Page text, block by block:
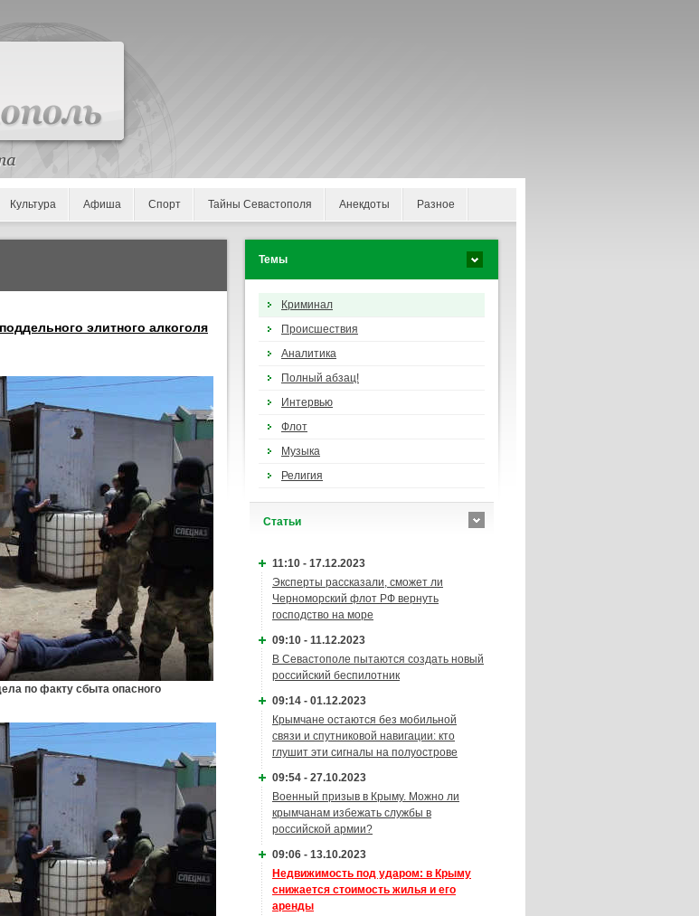
Культура Афиша Спорт Тайны Севастополя Анекдоты Разное
элитного алкоголя
по факту сбыта опасного
Темы
Криминал
Происшествия
Аналитика
Полный абзац!
Интервью
Флот
Музыка
Религия
Cтатьи
11:10 - 17.12.2023
Эксперты рассказали, сможет ли
Черноморский флот РФ вернуть
господство на море
09:10 - 11.12.2023
В Севастополе пытаются создать новый
российский беспилотник
09:14 - 01.12.2023
Крымчане остаются без мобильной
связи и спутниковой навигации: кто
глушит эти сигналы на полуострове
09:54 - 27.10.2023
Военный призыв в Крыму. Можно ли
крымчанам избежать службы в
российской армии?
09:06 - 13.10.2023
Недвижимость под ударом: в Крыму
снижается стоимость жилья и его
аренды